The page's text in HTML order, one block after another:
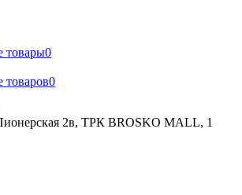
товары0
товаров0
2в, ТРК BROSKO MALL, 1